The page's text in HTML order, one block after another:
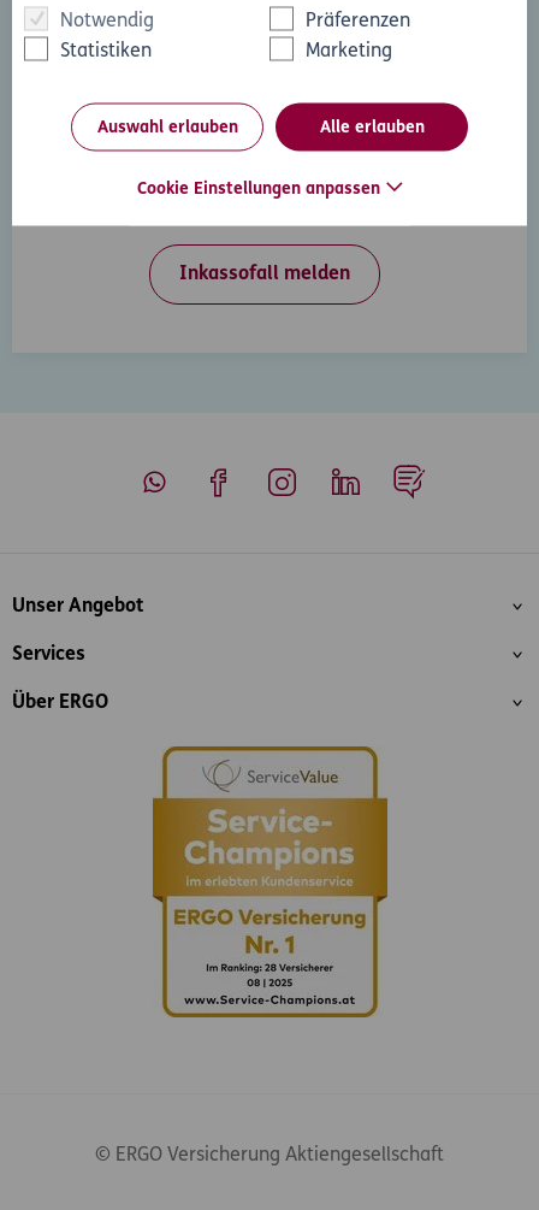
Notwendig
Präferenzen
Statistiken
Marketing
Auswahl erlauben Alle erlauben
Cookie Einstellungen anpassen
Inkasso-Rechtsschutz
Wenn Ihre Kunden in Zahlungsverzug geraten, hilft
Inkassofall melden
Inhaltsübersicht
Unser Angebot
Services
Über ERGO
© ERGO Versicherung Aktiengesellschaft